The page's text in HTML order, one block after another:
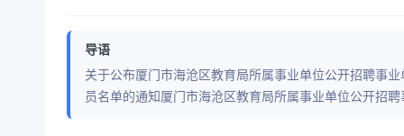
导语
关于公布厦门市海沧区教育局所属事业单位公开招聘事
员名单的通知厦门市海沧区教育局所属事业单位公开招